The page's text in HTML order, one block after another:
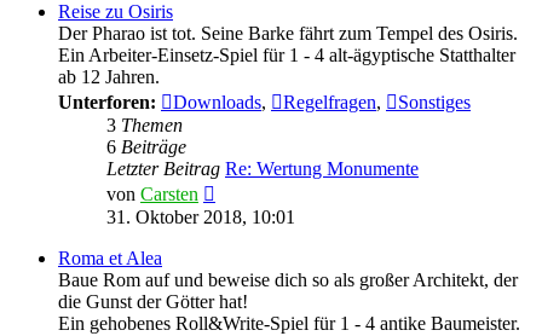
Reise zu Osiris
Der Pharao ist tot. Seine Barke fährt zum Tempel des Osiris.
Ein Arbeiter-Einsetz-Spiel für 1 - 4 alt-ägyptische Statthalter
ab 12 Jahren.
Unterforen:
Downloads, Regelfragen,
Sonstiges
3 Themen
6 Beiträge
Letzter Beitrag Re: Wertung Monumente
von Carsten
Beitrag
31. Oktober 2018, 10:01
Roma et Alea
Baue Rom auf und beweise dich so als großer Architekt, der
die Gunst der Götter hat!
Ein gehobenes Roll&Write-Spiel für 1 - 4 antike Baumeister.